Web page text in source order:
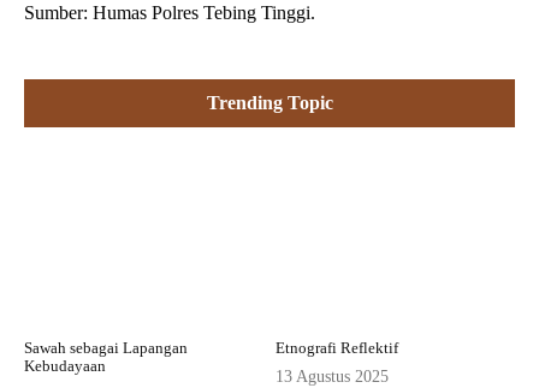
Sumber: Humas Polres Tebing Tinggi.
Trending Topic
Sawah sebagai Lapangan
Kebudayaan
Etnografi Reflektif
13 Agustus 2025